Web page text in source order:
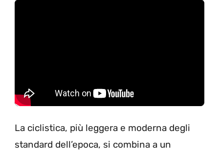
La ciclistica, più leggera e moderna degli
standard dell’epoca, si combina a un